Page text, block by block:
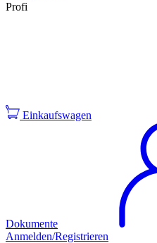
Profi
Einkaufswagen
Dokumente
Anmelden/Registrieren